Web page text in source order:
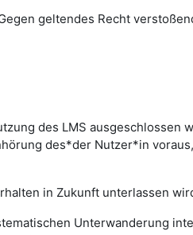
geltendes Recht
des LMS ausgeschlossen
des*der Nutzer*in
in Zukunft unterlassen
Unterwanderung